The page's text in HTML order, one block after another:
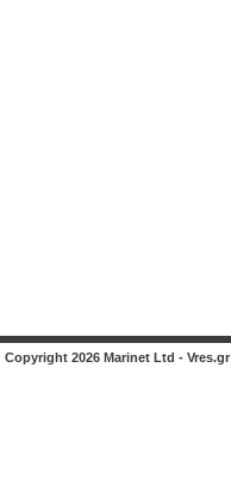
Copyright 2026 Marinet Ltd - Vres.gr